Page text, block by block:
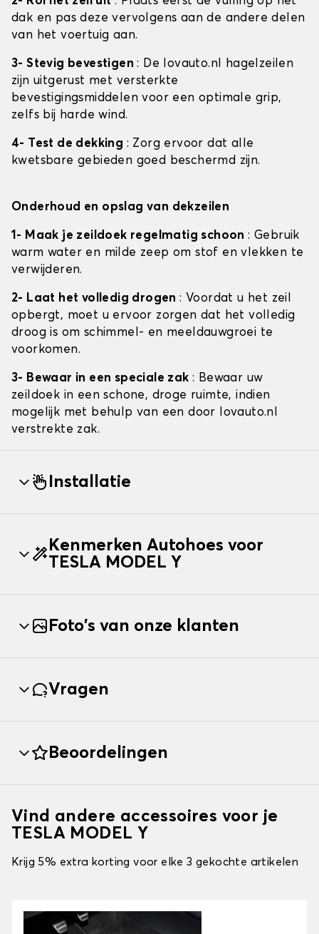
dak en pas deze vervolgens aan de andere delen
van het voertuig aan.
3- Stevig bevestigen: De lovauto.nl hagelzeilen
zijn uitgerust met versterkte
bevestigingsmiddelen voor een optimale grip,
zelfs bij harde wind.
4- Test de dekking : Zorg ervoor dat alle
kwetsbare gebieden goed beschermd zijn.
Onderhoud en opslag van dekzeilen
1- Maak je zeildoek regelmatig schoon: Gebruik
warm water en milde zeep om stof en vlekken te
verwijderen.
2- Laat het volledig drogen: Voordat u het zeil
opbergt, moet u ervoor zorgen dat het volledig
droog is om schimmel- en meeldauwgroei te
voorkomen.
3- Bewaar in een speciale zak : Bewaar uw
zeildoek in een schone, droge ruimte, indien
mogelijk met behulp van een door lovauto.nl
verstrekte zak.
Installatie
Kenmerken Autohoes voor
TESLA MODEL Y
Foto's van onze klanten
Vragen
Beoordelingen
Vind andere accessoires voor je
TESLA MODEL Y
Krijg 5% extra korting voor elke 3 gekochte artikelen